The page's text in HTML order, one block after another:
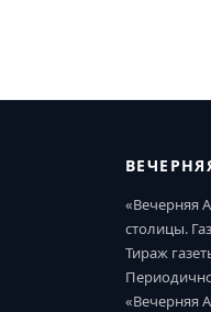
«Вечерняя
столицы.
Тираж
«Вечерняя